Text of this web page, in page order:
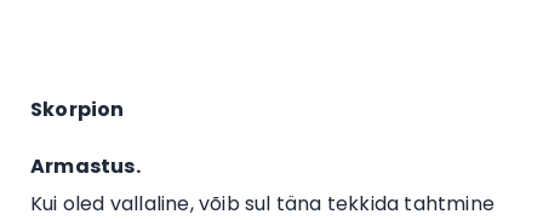
Skorpion
Armastus.
Kui oled vallaline, võib sul täna tekkida tahtmine